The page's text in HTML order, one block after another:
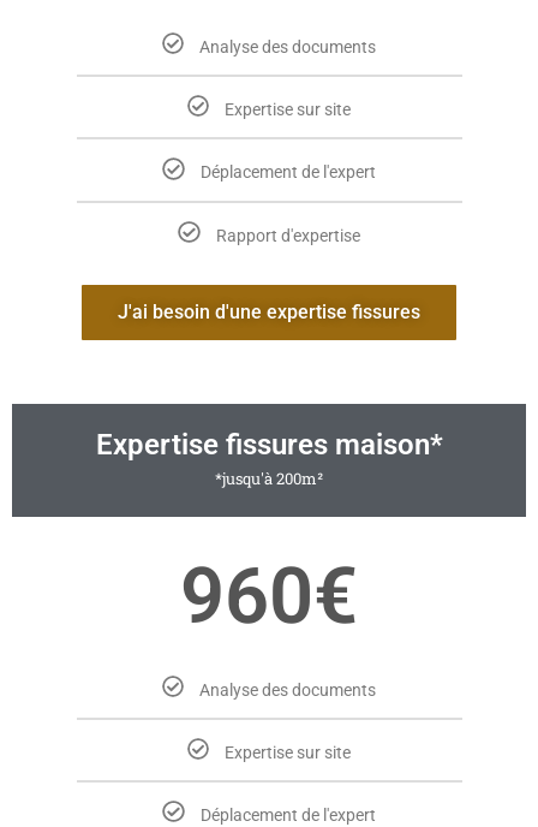
Analyse des documents
Expertise sur site
Déplacement de l'expert
Rapport d'expertise
J'ai besoin d'une expertise fissures
Expertise fissures maison*
*jusqu'à 200m²
960€
Analyse des documents
Expertise sur site
Déplacement de l'expert